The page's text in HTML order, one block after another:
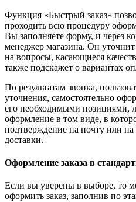
Функция «Быстрый заказ»
проходить всю процедуру
Вы заполняете форму, и через
менеджер магазина. Он уточнит
на вопросы, касающиеся
также подскажет о вариантах
По результатам звонка,
уточнения, самостоятельно
его необходимыми позициями,
оформление в том виде, в
подтверждение на почту или
доставки.
Оформление заказа в
Если вы уверены в выборе, то
оформить заказ, заполнив по